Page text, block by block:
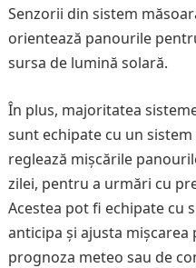
Senzorii din sistem
orientează panourile
sursa de lumină solară.
În plus, majoritatea
sunt echipate cu un
reglează mișcările
zilei, pentru a urmări cu
Acestea pot fi echipate cu
anticipa și ajusta
prognoza meteo sau de